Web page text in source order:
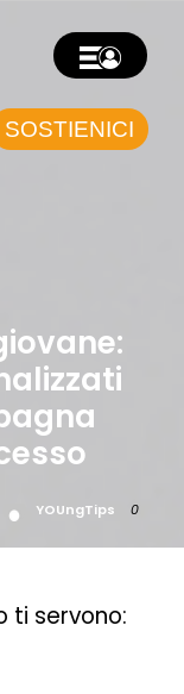
SOSTIENICI
YOUngTips 0
ti servono: